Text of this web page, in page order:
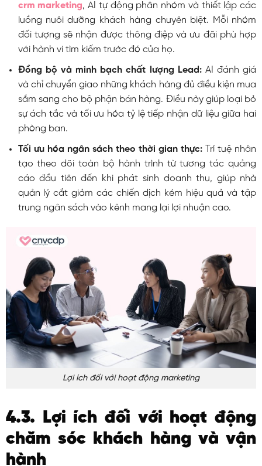
crm marketing, AI tự động phân nhóm và thiết lập các
luồng nuôi dưỡng khách hàng chuyên biệt. Mỗi nhóm
đối tượng sẽ nhận được thông điệp và ưu đãi phù hợp
với hành vi tìm kiếm trước đó của họ.
Đồng bộ và minh bạch chất lượng Lead:AI đánh giá
và chỉ chuyển giao những khách hàng đủ điều kiện mua
sắm sang cho bộ phận bán hàng. Điều này giúp loại bỏ
sự ách tắc và tối ưu hóa tỷ lệ tiếp nhận dữ liệu giữa hai
phòng ban.
Tối ưu hóa ngân sách theo thời gian thực: Trí tuệ nhân
tạo theo dõi toàn bộ hành trình từ tương tác quảng
cáo đầu tiên đến khi phát sinh doanh thu, giúp nhà
quản lý cắt giảm các chiến dịch kém hiệu quả và tập
trung ngân sách vào kênh mang lại lợi nhuận cao.
Lợi ích đối với hoạt động marketing
4.3. Lợi ích đối với hoạt động
chăm sóc khách hàng và vận
hành